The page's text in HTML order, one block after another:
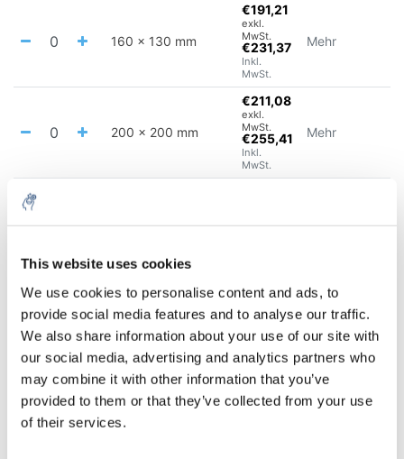
This website uses cookies
We use cookies to personalise content and ads, to
provide social media features and to analyse our traffic.
We also share information about your use of our site with
our social media, advertising and analytics partners who
may combine it with other information that you’ve
provided to them or that they’ve collected from your use
of their services.
160 x 130 mm
€191,21
exkl.
MwSt.
€231,37
Inkl.
MwSt.
Mehr
200 x 200 mm
€211,08
exkl.
MwSt.
€255,41
Inkl.
MwSt.
Mehr
Inkl. MwSt.
€838,32
Inkl. MwSt.
400 x 400 mm
€1.066,58
exkl. MwSt.
€1.290,56
Inkl. MwSt.
Mehr
Alles in den Warenkorb